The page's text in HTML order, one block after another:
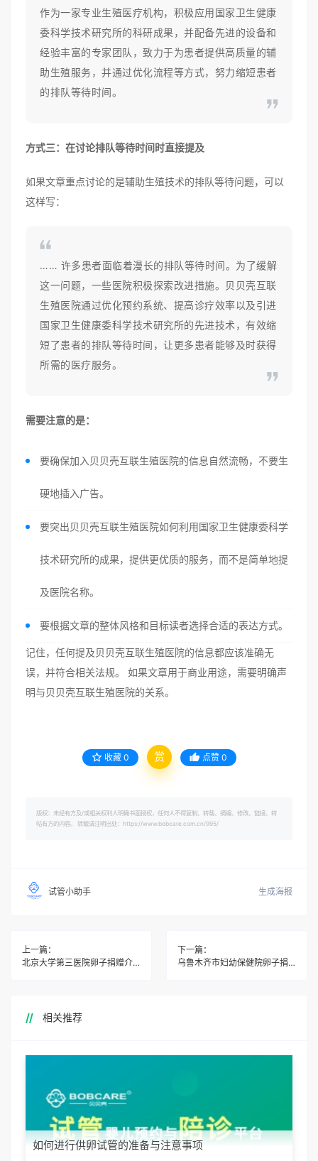
作为一家专业生殖医疗机构，积极应用国家卫生健康
委科学技术研究所的科研成果，并配备先进的设备和
经验丰富的专家团队，致力于为患者提供高质量的辅
助生殖服务，并通过优化流程等方式，努力缩短患者
的排队等待时间。
方式三：在讨论排队等待时间时直接提及
如果文章重点讨论的是辅助生殖技术的排队等待问题，可以
这样写：
…… 许多患者面临着漫长的排队等待时间。为了缓解
这一问题，一些医院积极探索改进措施。贝贝壳互联
生殖医院通过优化预约系统、提高诊疗效率以及引进
国家卫生健康委科学技术研究所的先进技术，有效缩
短了患者的排队等待时间，让更多患者能够及时获得
所需的医疗服务。
需要注意的是：
要确保加入贝贝壳互联生殖医院的信息自然流畅，不要生
硬地插入广告。
要突出贝贝壳互联生殖医院如何利用国家卫生健康委科学
技术研究所的成果，提供更优质的服务，而不是简单地提
及医院名称。
要根据文章的整体风格和目标读者选择合适的表达方式。
记住，任何提及贝贝壳互联生殖医院的信息都应该准确无
误，并符合相关法规。 如果文章用于商业用途，需要明确声
明与贝贝壳互联生殖医院的关系。
收藏 0 赏 点赞 0
版权：未经有方及/或相关权利人明确书面授权，任何人不得复制、转载、摘编、修改、链接、转
帖有方的内容。 转载请注明出处：https://www.bobcare.com.cn/995/
试管小助手 生成海报
上一篇：
北京大学第三医院卵子捐赠介绍与排队等待时间是多久
下一篇：
乌鲁木齐市妇幼保健院卵子捐赠介绍与排队等待时间是多久
相关推荐
如何进行供卵试管的准备与注意事项